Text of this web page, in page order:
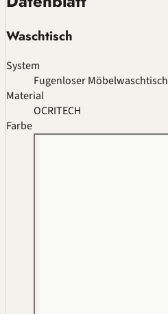
Waschtisch
System
Fugenloser Möbelwaschtisch
Material
OCRITECH
Farbe